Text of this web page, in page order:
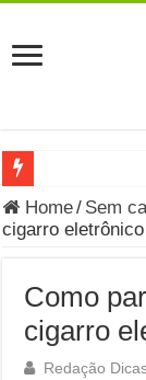
Grávida Pode
8 Bebidas
Você sabe o
Carta
Grávida pode
Home/ Sem
cigarro eletrônico
Como
cigarro
Redação